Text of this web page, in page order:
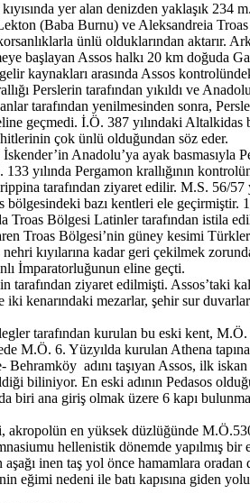
yer alan denizden yaklaşık
(Baba Burnu) ve Aleksandreia
ünlü olduklarından aktarır.
başlayan Assos halkı 20 km doğuda
kaynakları arasında Assos
Perslerin tarafından yıkıldı ve
tarafından yenilmesinden sonra,
geçmedi. İ.Ö. 387 yılındaki
çok ünlü olduğundan söz eder.
Anadolu’ya ayak basmasıyla
yılında Pergamon krallığının
tarafından ziyaret edilir. M.S. 56/
bölgesindeki bazı kentleri ele geçirmiştir.
Troas Bölgesi Latinler tarafından istila
Troas Bölgesi’nin güney kesimi
kıyılarına kadar geri çekilmek
İmparatorluğunun eline geçti.
tarafından ziyaret edilmişti. Assos’taki
kenarındaki mezarlar, şehir sur
tarafından kurulan bu eski kent,
M.Ö. 6. Yüzyılda kurulan Athena
Behramköy adını taşıyan Assos, ilk
biliniyor. En eski adının Pedasos
biri ana giriş olmak üzere 6 kapı
akropolün en yüksek düzlüğünde
hellenistik dönemde yapılmış bir
aşağı inen taş yol önce hamamlara
eğimi nedeni ile batı kapısına giden